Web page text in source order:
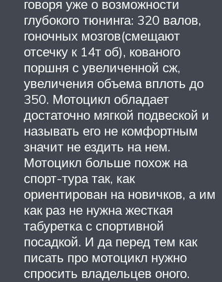
говоря уже о возможности
глубокого тюнинга: 320 валов,
гоночных мозгов(смещают
отсечку к 14т об), кованого
поршня с увеличенной сж,
увеличения объема вплоть до
350. Мотоцикл обладает
достаточно мягкой подвеской и
называть его не комфортным
значит не ездить на нем.
Мотоцикл больше похож на
спорт-тура так, как
ориентирован на новичков, а им
как раз не нужна жесткая
табуретка с спортивной
посадкой. И да перед тем как
писать про мотоцикл нужно
спросить владельцев оного.